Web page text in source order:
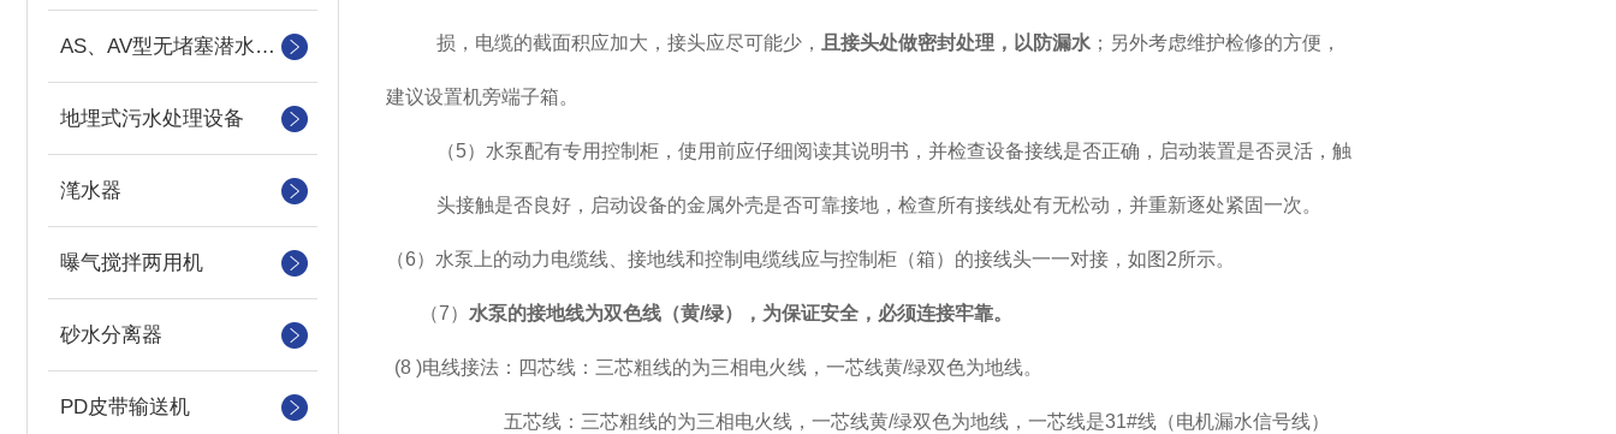
AS、AV型无堵塞潜水吸砂泵
地埋式污水处理设备
滗水器
曝气搅拌两用机
砂水分离器
PD皮带输送机
损，电缆的截面积应加大，接头应尽可能少， 且接头处做密封处理，以防漏水 ；另外考虑维护检修的方便，
建议设置机旁端子箱。
（5）水泵配有专用控制柜，使用前应仔细阅读其说明书，并检查设备接线是否正确，启动装置是否灵活，触
头接触是否良好，启动设备的金属外壳是否可靠接地，检查所有接线处有无松动，并重新逐处紧固一次。
（6）水泵上的动力电缆线、接地线和控制电缆线应与控制柜（箱）的接线头一一对接，如图 2所示。
（7） 水泵的接地线为双色线（黄/绿），为保证安全，必须连接牢靠。
(8 )电线接法：四芯线：三芯粗线的为三相电火线，一芯线黄/绿双色为地线。
五芯线：三芯粗线的为三相电火线，一芯线黄/绿双色为地线，一芯线是31#线（电机漏水信号线）